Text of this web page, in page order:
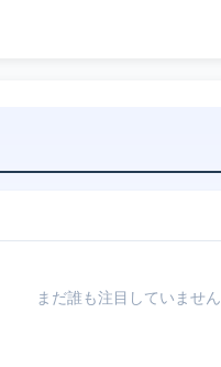
まだ誰も注目していません